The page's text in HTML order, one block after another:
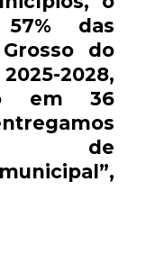
das
do
2028,
em 36
de